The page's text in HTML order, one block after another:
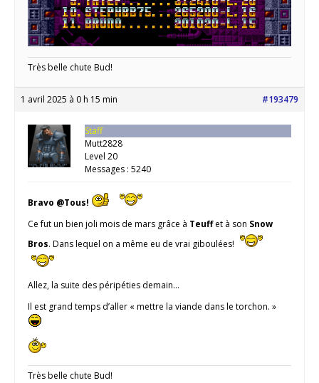
Très belle chute Bud!
1 avril 2025 à 0 h 15 min #193479
Staff
Mutt2828
Level 20
Messages : 5240
Bravo @Tous!
Ce fut un bien joli mois de mars grâce à Teuffet à son Snow
Bros. Dans lequel on a même eu de vrai giboulées!
Allez, la suite des péripéties demain…
Il est grand temps d’aller « mettre la viande dans le torchon. »
Très belle chute Bud!